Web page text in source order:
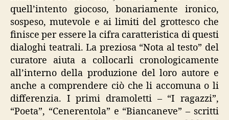
quell’intento giocoso, bonariamente ironico,
sospeso, mutevole e ai limiti del grottesco che
finisce per essere la cifra caratteristica di questi
dialoghi teatrali. La preziosa “Nota al testo” del
curatore aiuta a collocarli cronologicamente
all’interno della produzione del loro autore e
anche a comprendere ciò che li accomuna o li
differenzia. I primi dramoletti – “I ragazzi”,
“Poeta”, “Cenerentola” e “Biancaneve” – scritti